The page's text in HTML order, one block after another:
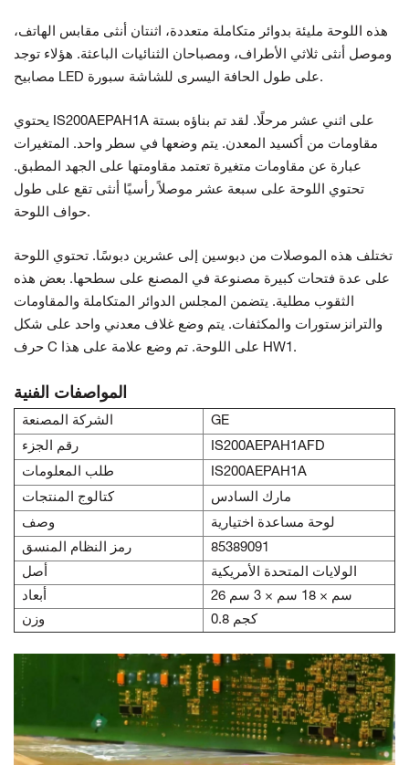
هذه اللوحة مليئة بدوائر متكاملة متعددة، اثنتان أنثى مقابس الهاتف،
وموصل أنثى ثلاثي الأطراف، ومصباحان
الثنائيات الباعثة. هؤلاء توجد
مصابيح LED على طول الحافة اليسرى للشاشةسبورة.
يحتوي IS200AEPAH1A على اثني عشر مرحلًا. لقد تم بناؤه بستة
مقاومات من أكسيد المعدن. يتم وضعها في سطر واحد. المتغيرات
عبارة عن مقاومات متغيرة تعتمد مقاومتها على الجهد المطبق.
تحتوي اللوحة على سبعة عشر موصلاً رأسيًا أنثى تقع على طول
حواف اللوحة.
تختلف هذه الموصلات من دبوسين إلى عشرين دبوسًا. تحتوي اللوحة
على عدة فتحات كبيرة مصنوعة في المصنع على سطحها. بعض هذه
الثقوب مطلية. يتضمن المجلس
الدوائر المتكاملة والمقاومات
والترانزستورات والمكثفات. يتم وضع غلاف معدني واحد على شكل
حرف C على اللوحة. تم وضع علامة على هذا HW1.
المواصفات الفنية
الشركة المصنعة
GE
رقم الجزء
IS200AEPAH1AFD
طلب المعلومات
IS200AEPAH1A
كتالوج المنتجات
مارك السادس
وصف
لوحة مساعدة اختيارية
رمز النظام المنسق
85389091
أصل
الولايات المتحدة الأمريكية
أبعاد
26 سم × 18 سم × 3 سم
وزن
0.8 كجم